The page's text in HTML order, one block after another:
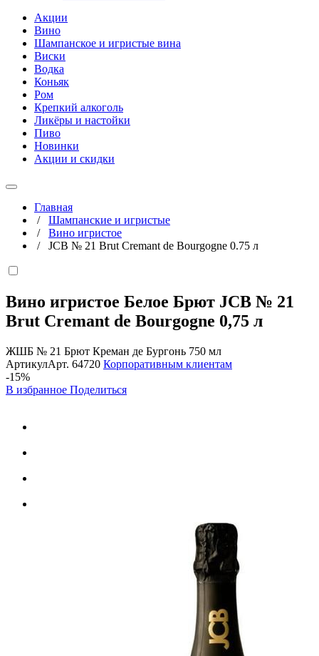
Акции
Вино
Шампанское и игристые вина
Виски
Водка
Коньяк
Ром
Крепкий алкоголь
Ликёры и настойки
Пиво
Новинки
Акции и скидки
Главная
/ Шампанские и игристые
/ Вино игристое
/ JCB № 21 Brut Cremant de Bourgogne 0.75 л
Вино игристое Белое Брют JCB № 21
Brut Cremant de Bourgogne 0,75 л
ЖШБ № 21 Брют Креман де Бургонь 750 мл
АртикулАрт. 64720 Корпоративным клиентам
-15%
В избранное Поделиться